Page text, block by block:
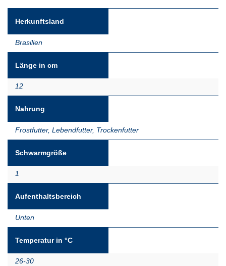
Herkunftsland
Brasilien
Länge in cm
12
Nahrung
Frostfutter, Lebendfutter, Trockenfutter
Schwarmgröße
1
Aufenthaltsbereich
Unten
Temperatur in °C
26-30